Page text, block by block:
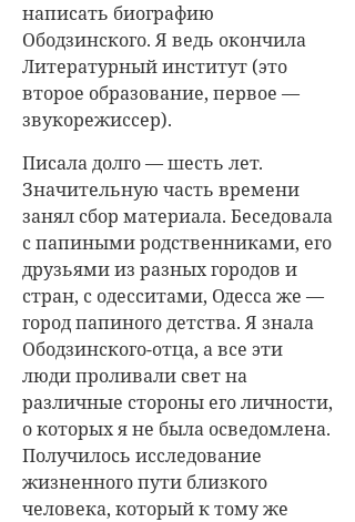
написать биографию
Ободзинского. Я ведь окончила
Литературный институт (это
второе образование, первое —
звукорежиссер).
Писала долго — шесть лет.
Значительную часть времени
занял сбор материала. Беседовала
с папиными родственниками, его
друзьями из разных городов и
стран, с одесситами, Одесса же —
город папиного детства. Я знала
Ободзинского-отца, а все эти
люди проливали свет на
различные стороны его личности,
о которых я не была осведомлена.
Получилось исследование
жизненного пути близкого
человека, который к тому же